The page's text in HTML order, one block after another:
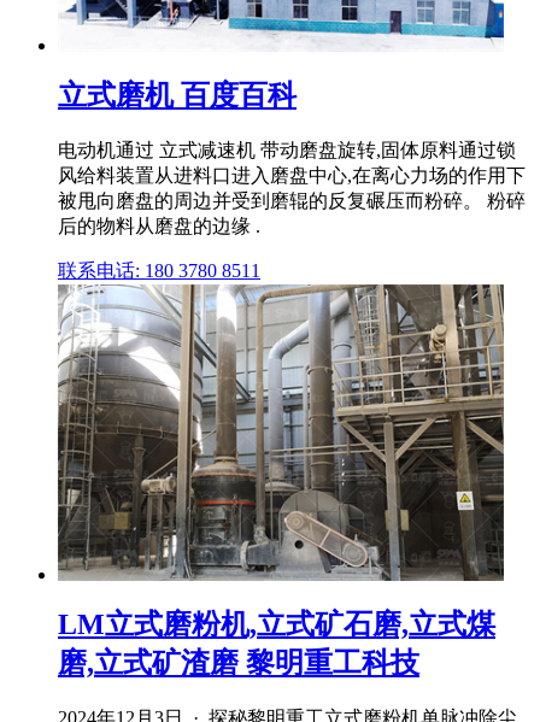
立式磨机 百度百科
电动机通过 立式减速机 带动磨盘旋转,固体原料通过锁
风给料装置从进料口进入磨盘中心,在离心力场的作用下
被甩向磨盘的周边并受到磨辊的反复碾压而粉碎。 粉碎
后的物料从磨盘的边缘 .
联系电话: 180 3780 8511
LM立式磨粉机,立式矿石磨,立式煤
磨,立式矿渣磨 黎明重工科技
2024年12月3日 · 探秘黎明重工立式磨粉机单脉冲除尘